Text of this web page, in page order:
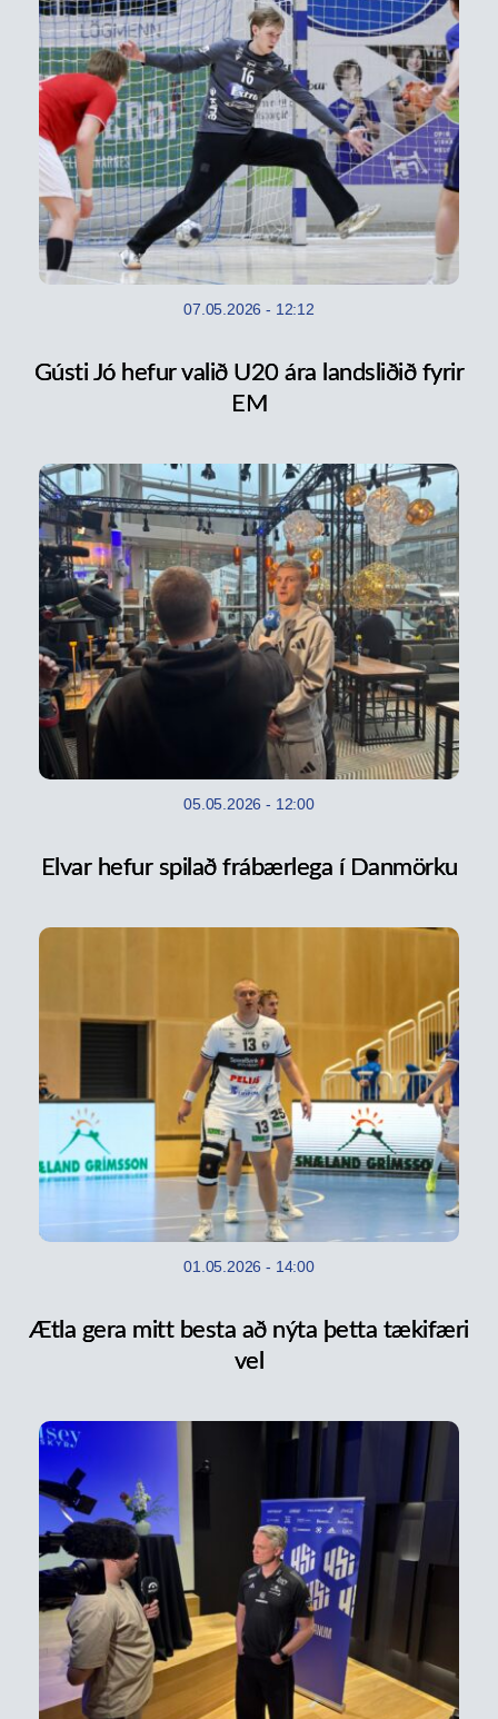
07.05.2026 - 12:12
Gústi Jó hefur valið U20 ára landsliðið fyrir
EM
05.05.2026 - 12:00
Elvar hefur spilað frábærlega í Danmörku
01.05.2026 - 14:00
Ætla gera mitt besta að nýta þetta tækifæri
vel